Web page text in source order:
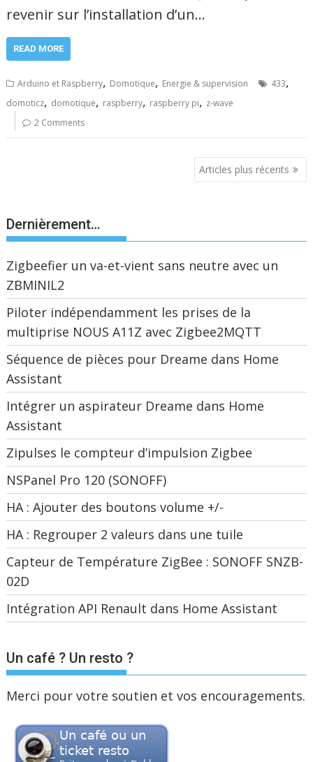
revenir sur l’installation d’un…
READ MORE
Arduino et Raspberry, Domotique, Energie & supervision 433,
domoticz, domotique, raspberry, raspberry pi, z-wave
2 Comments
articles
Articles plus récents
Dernièrement…
Zigbeefier un va-et-vient sans neutre avec un
ZBMINIL2
Piloter indépendamment les prises de la
multiprise NOUS A11Z avec Zigbee2MQTT
Séquence de pièces pour Dreame dans Home
Assistant
Intégrer un aspirateur Dreame dans Home
Assistant
Zipulses le compteur d’impulsion Zigbee
NSPanel Pro 120 (SONOFF)
HA : Ajouter des boutons volume +/-
HA : Regrouper 2 valeurs dans une tuile
Capteur de Température ZigBee : SONOFF SNZB-
02D
Intégration API Renault dans Home Assistant
Un café ? Un resto ?
Merci pour votre soutien et vos encouragements.